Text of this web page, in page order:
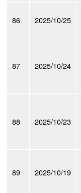
86 2025/10/25
87 2025/10/24
88 2025/10/23
89 2025/10/19